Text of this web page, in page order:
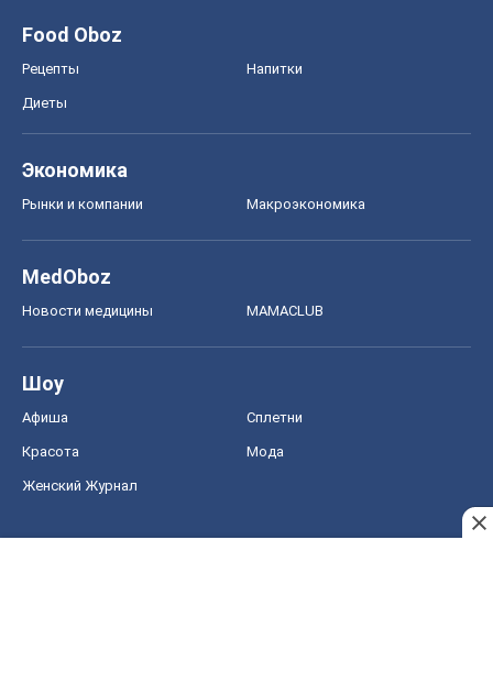
Food Oboz
Рецепты Напитки
Диеты
Экономика
Рынки и компании Mакроэкономика
MedOboz
Новости медицины MAMACLUB
Шоу
Афиша Сплетни
Красота Мода
Женский Журнал